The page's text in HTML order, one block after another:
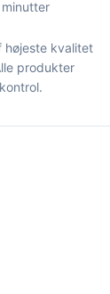
højeste kvalitet
produkter